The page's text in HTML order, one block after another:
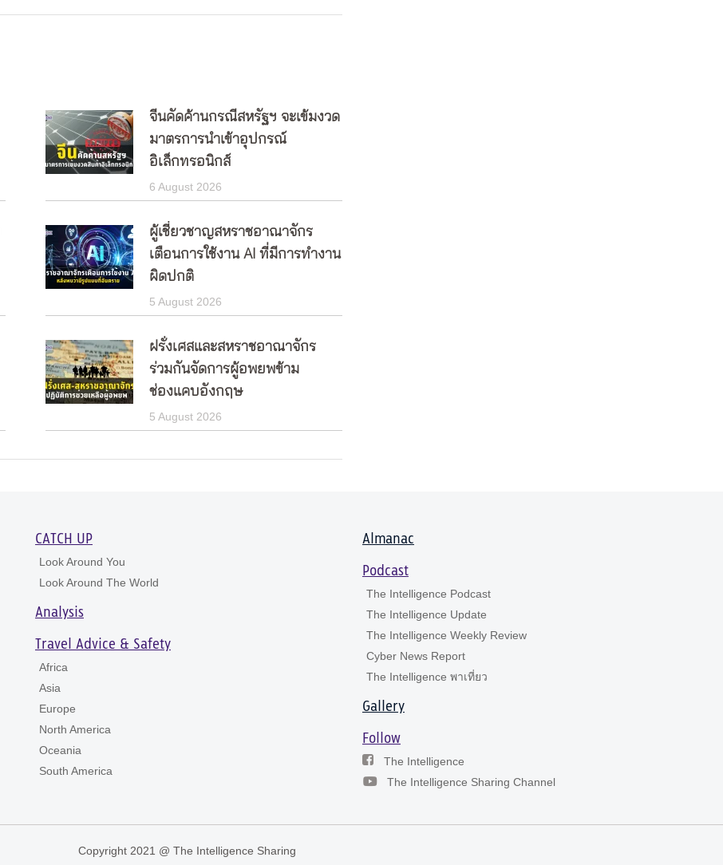
จีนคัดค้านกรณีสหรัฐฯ จะเข้มงวด
มาตรการนำเข้าอุปกรณ์
อิเล็กทรอนิกส์
6 August 2026
ผู้เชี่ยวชาญสหราชอาณาจักร
เตือนการใช้งาน AI ที่มีการทำงาน
ผิดปกติ
5 August 2026
ฝรั่งเศสและสหราชอาณาจักร
ร่วมกันจัดการผู้อพยพข้าม
ช่องแคบอังกฤษ
5 August 2026
CATCH UP
Look Around You
Look Around The World
Analysis
Travel Advice & Safety
Africa
Asia
Europe
North America
Oceania
South America
Almanac
Podcast
The Intelligence Podcast
The Intelligence Update
The Intelligence Weekly Review
Cyber News Report
The Intelligence พาเที่ยว
Gallery
Follow
The Intelligence
The Intelligence Sharing Channel
Copyright 2021 @ The Intelligence Sharing